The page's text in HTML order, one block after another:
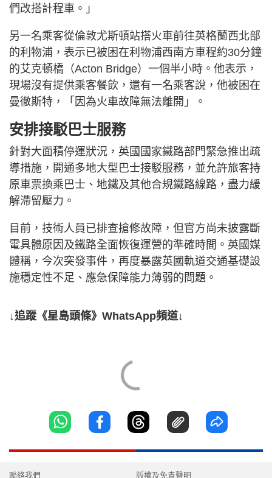
們改搭計程車。」
另一名乘客從倫敦尤斯頓站搭火車前往英格蘭西北部
的利物浦，表示已被困在利物浦西南方車程約30分鐘
的艾克頓橋（Acton Bridge）一個半小時。他表示，
現場沒有提供乘客餐飲，還有一名乘客說，他被困在
曼徹斯特，「因為火車故障無法離開」。
安排接駁巴士服務
針對大面積停運狀況，英國國家鐵路部門緊急推出疏
導措施，開通多地大型巴士接駁服務，並允許旅客持
原車票換乘巴士、地鐵及其他合規鐵路線路，盡力緩
解滯留壓力。
目前，技術人員已排查搶修故障，但官方尚未披露斷
電具體原因及鐵路全面恢復運營的準確時間。英國媒
體稱，今次突發事件，再度暴露英國軌道交通基礎設
施穩定性不足、應急保障能力薄弱的問題。
↓追蹤《星島頭條》WhatsApp頻道↓
聯絡我們 版權及免責聲明